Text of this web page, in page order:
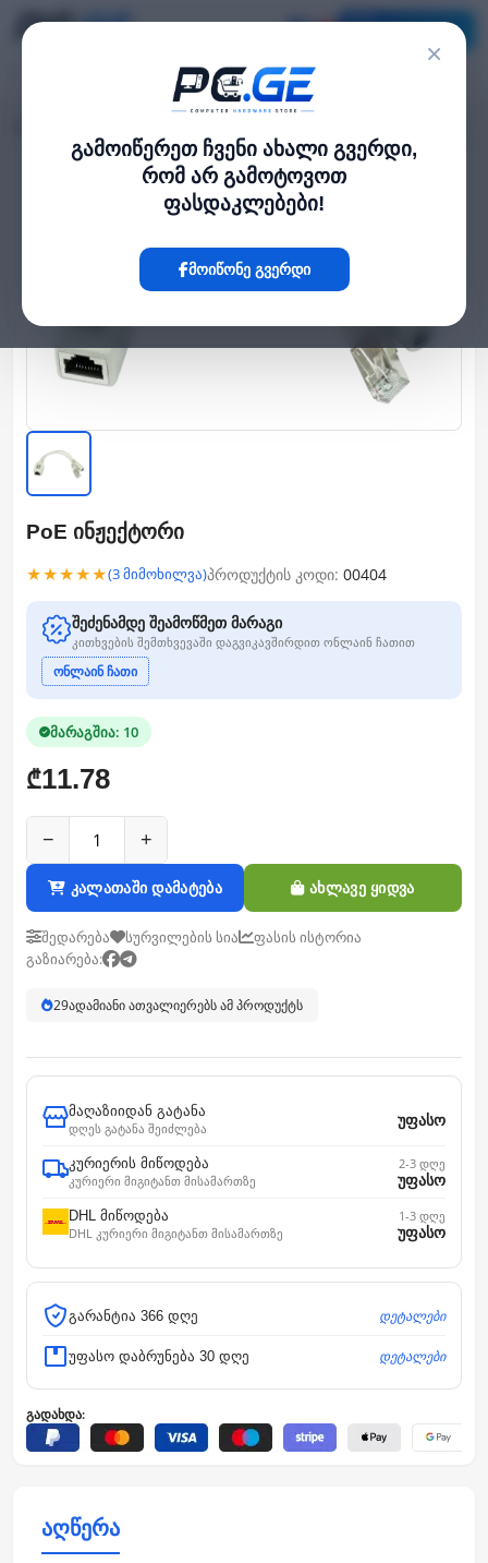
×
გამოიწერეთ ჩვენი ახალი გვერდი,
რომ არ გამოტოვოთ
ფასდაკლებები!
მოიწონე გვერდი
PoE ინჟექტორი
★★★★★(3 მიმოხილვა)პროდუქტის კოდი: 00404
შეძენამდე შეამოწმეთ მარაგი
კითხვების შემთხვევაში დაგვიკავშირდით ონლაინ ჩათით
ონლაინ ჩათი
მარაგშია: 10
₾11.78
− +
კალათაში დამატება ახლავე ყიდვა
შედარება სურვილების სია
ფასის ისტორია
გაზიარება:
29ადამიანი ათვალიერებს ამ პროდუქტს
მაღაზიიდან გატანა
დღეს გატანა შეიძლება
უფასო
კურიერის მიწოდება
კურიერი მიგიტანთ მისამართზე
2-3 დღე
უფასო
DHL მიწოდება
DHL კურიერი მიგიტანთ მისამართზე
1-3 დღე
უფასო
გარანტია 366 დღე დეტალები
უფასო დაბრუნება 30 დღე დეტალები
გადახდა:
აღწერა